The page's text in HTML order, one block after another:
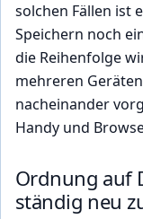
solchen Fällen ist
Speichern noch
die Reihenfolge
mehreren
nacheinander
Handy und
Ordnung auf
ständig neu